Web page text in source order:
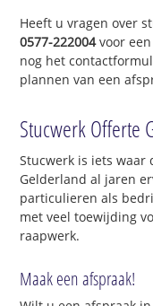
Heeft u vragen over
0577-222004voor
nog het
plannen van een
Stucwerk Offerte
Stucwerk is iets waar
Gelderland al jaren
particulieren als
met veel toewijding
raapwerk.
Maak een afspraak!